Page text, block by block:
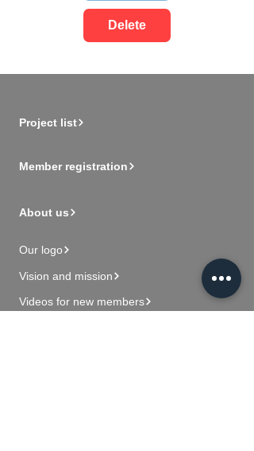
Delete
Project list
Member registration
About us
Our logo
Vision and mission
Videos for new members